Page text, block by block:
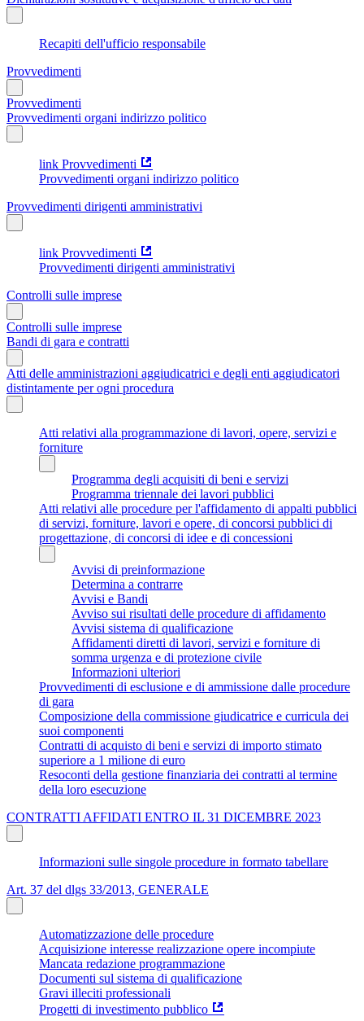
Recapiti dell'ufficio responsabile
Provvedimenti
Provvedimenti
Provvedimenti organi indirizzo politico
link Provvedimenti
Provvedimenti organi indirizzo politico
Provvedimenti dirigenti amministrativi
link Provvedimenti
Provvedimenti dirigenti amministrativi
Controlli sulle imprese
Controlli sulle imprese
Bandi di gara e contratti
Atti delle amministrazioni aggiudicatrici e degli enti aggiudicatori
distintamente per ogni procedura
Atti relativi alla programmazione di lavori, opere, servizi e
forniture
Programma degli acquisiti di beni e servizi
Programma triennale dei lavori pubblici
Atti relativi alle procedure per l'affidamento di appalti pubblici
di servizi, forniture, lavori e opere, di concorsi pubblici di
progettazione, di concorsi di idee e di concessioni
Avvisi di preinformazione
Determina a contrarre
Avvisi e Bandi
Avviso sui risultati delle procedure di affidamento
Avvisi sistema di qualificazione
Affidamenti diretti di lavori, servizi e forniture di
somma urgenza e di protezione civile
Informazioni ulteriori
Provvedimenti di esclusione e di ammissione dalle procedure
di gara
Composizione della commissione giudicatrice e curricula dei
suoi componenti
Contratti di acquisto di beni e servizi di importo stimato
superiore a 1 milione di euro
Resoconti della gestione finanziaria dei contratti al termine
della loro esecuzione
CONTRATTI AFFIDATI ENTRO IL 31 DICEMBRE 2023
Informazioni sulle singole procedure in formato tabellare
Art. 37 del dlgs 33/2013, GENERALE
Automatizzazione delle procedure
Acquisizione interesse realizzazione opere incompiute
Mancata redazione programmazione
Documenti sul sistema di qualificazione
Gravi illeciti professionali
Progetti di investimento pubblico